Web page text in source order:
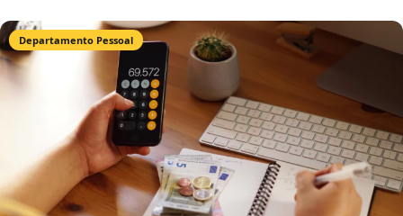
Departamento Pessoal